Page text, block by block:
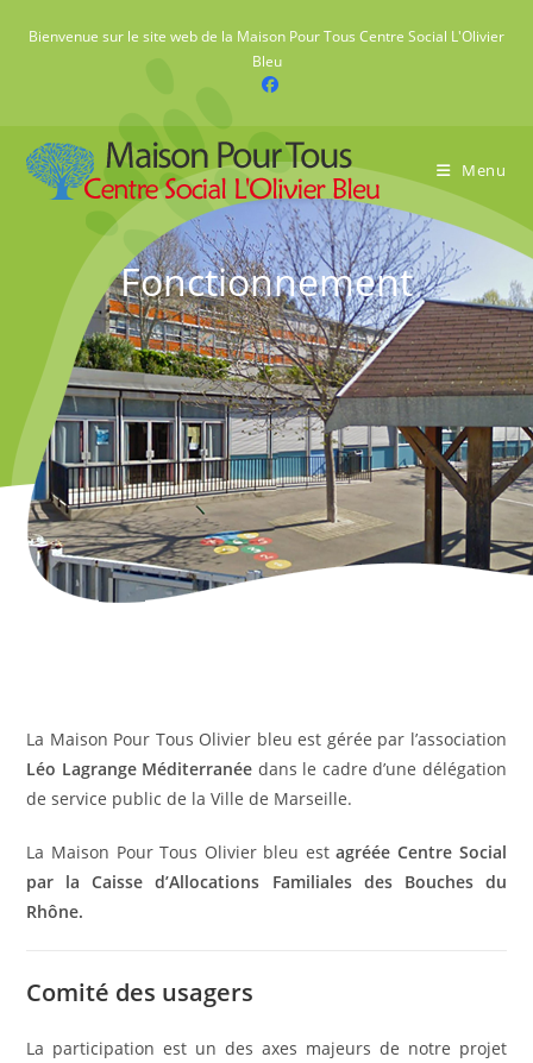
Bienvenue sur le site web de la Maison Pour Tous Centre Social L'Olivier
Bleu
Menu
Fonctionnement
La Maison Pour Tous Olivier bleu est gérée par l’association
Léo Lagrange Méditerranée dans le cadre d’une délégation
de service public de la Ville de Marseille.
La Maison Pour Tous Olivier bleu estagréée Centre Social
par la Caisse d’Allocations Familiales des Bouches du
Rhône.
Comité des usagers
La participation est un des axes majeurs de notre projet